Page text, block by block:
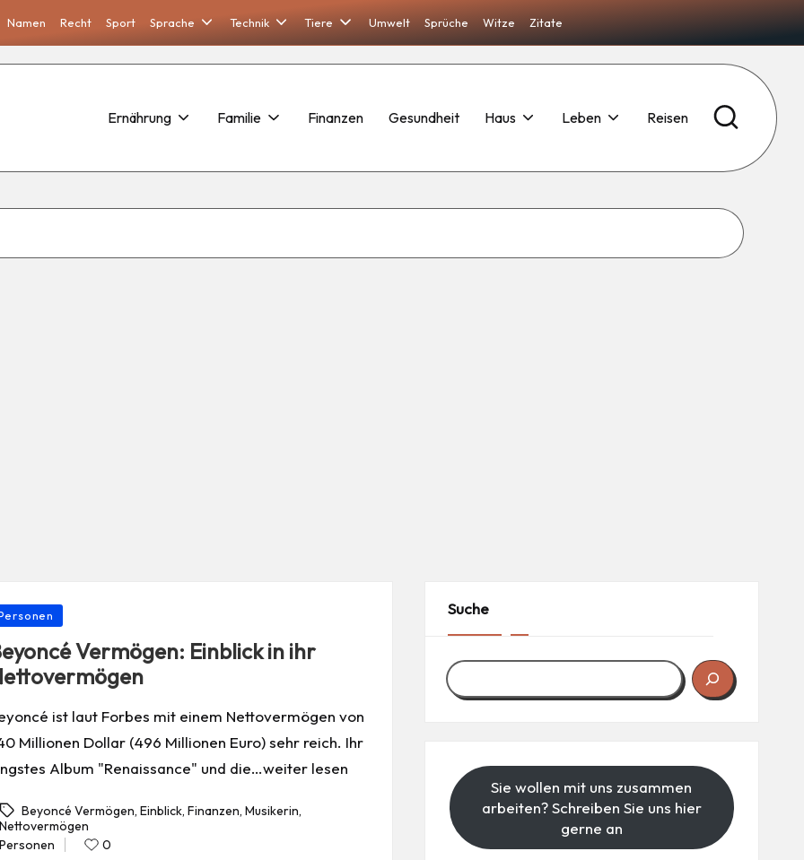
Namen Recht Sport Sprache Technik Tiere Umwelt Sprüche Witze Zitate
Ernährung Familie Finanzen Gesundheit Haus Leben Reisen
Vermögen: Einblick in ihr
ist laut Forbes mit einem Nettovermögen von
Millionen Dollar (496 Millionen Euro) sehr reich. Ihr
Album "Renaissance" und die…weiter lesen
Beyoncé Vermögen, Einblick, Finanzen, Musikerin,
0
Suche
Sie wollen mit uns zusammen
arbeiten? Schreiben Sie uns hier
gerne an